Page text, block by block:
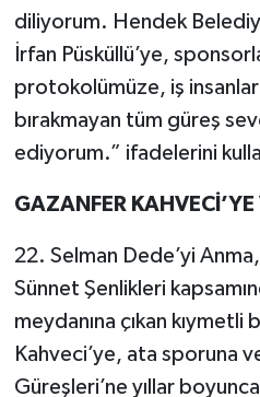
diliyorum. Hendek
İrfan Püsküllü’ye,
protokolümüze, iş
bırakmayan tüm güreş
ediyorum.” ifadelerini
GAZANFER KAHVECİ’YE
22. Selman Dede’yi
Sünnet Şenlikleri
meydanına çıkan
Kahveci’ye, ata sporuna
Güreşleri’ne yıllar